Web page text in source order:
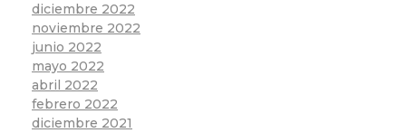
diciembre 2022
noviembre 2022
junio 2022
mayo 2022
abril 2022
febrero 2022
diciembre 2021